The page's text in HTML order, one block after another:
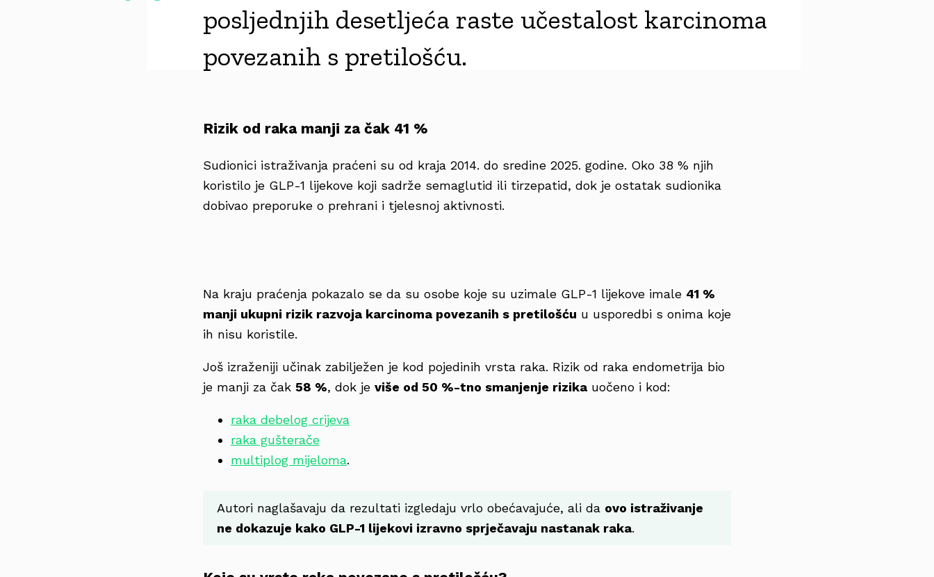
posljednjih desetljeća raste učestalost karcinoma
povezanih s pretilošću.
Rizik od raka manji za čak 41 %
Sudionici istraživanja praćeni su od kraja 2014. do sredine 2025. godine. Oko 38 % njih
koristilo je GLP-1 lijekove koji sadrže semaglutid ili tirzepatid, dok je ostatak sudionika
dobivao preporuke o prehrani i tjelesnoj aktivnosti.
Na kraju praćenja pokazalo se da su osobe koje su uzimale GLP-1 lijekove imale 41 %
manji ukupni rizik razvoja karcinoma povezanih s pretilošću u usporedbi s onima koje
ih nisu koristile.
Još izraženiji učinak zabilježen je kod pojedinih vrsta raka. Rizik od raka endometrija bio
je manji za čak 58 %, dok je više od 50 %-tno smanjenje rizika uočeno i kod:
raka debelog crijeva
raka gušterače
multiplog mijeloma.
Autori naglašavaju da rezultati izgledaju vrlo obećavajuće, ali da ovo istraživanje
ne dokazuje kako GLP-1 lijekovi izravno sprječavaju nastanak raka.